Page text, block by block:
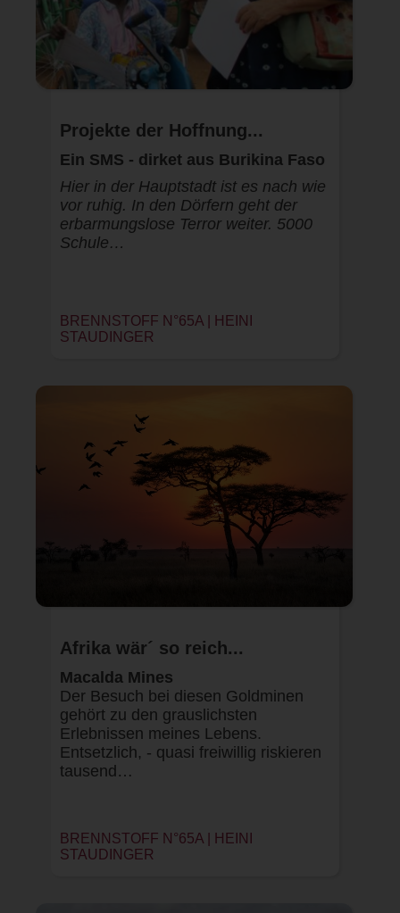
Projekte der Hoffnung...
Ein SMS - dirket aus Burikina Faso
Hier in der Hauptstadt ist es nach wie
vor ruhig. In den Dörfern geht der
erbarmungslose Terror weiter. 5000
Schule…
BRENNSTOFF N°65A |
HEINI
STAUDINGER
Afrika wär´ so reich...
Macalda Mines
Der Besuch bei diesen Goldminen
gehört zu den grauslichsten
Erlebnissen meines Lebens.
Entsetzlich, - quasi freiwillig riskieren
tausend…
BRENNSTOFF N°65A |
HEINI
STAUDINGER